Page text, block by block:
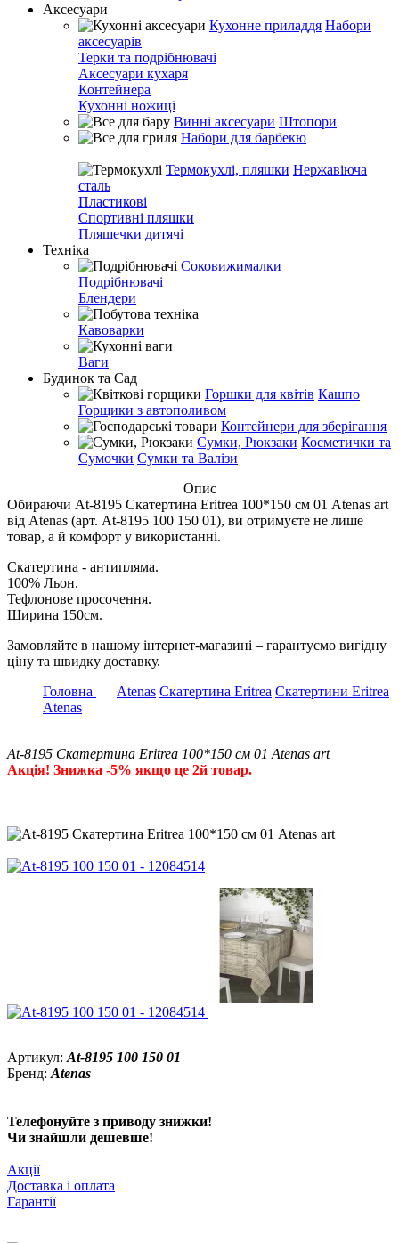
Аксесуари
Кухонне приладдя Набори
аксесуарів
Терки та подрібнювачі
Аксесуари кухаря
Контейнера
Кухонні ножиці
Винні аксесуари Штопори
Набори для барбекю
Термокухлі, пляшки Нержавіюча
сталь
Пластикові
Спортивні пляшки
Пляшечки дитячі
Техніка
Соковижималки
Подрібнювачі
Блендери
Кавоварки
Ваги
Будинок та Сад
Горшки для квітів Кашпо
Горщики з автополивом
Контейнери для зберігання
Сумки, Рюкзаки Косметички та
Сумочки Сумки та Валізи
Опис
Обираючи At-8195 Скатертина Eritrea 100*150 см 01 Atenas art
від Atenas (арт. At-8195 100 150 01), ви отримуєте не лише
товар, а й комфорт у використанні.
Скатертина - антипляма.
100% Льон.
Тефлонове просочення.
Ширина 150см.
Замовляйте в нашому інтернет-магазині – гарантуємо вигідну
ціну та швидку доставку.
Головна
Atenas Скатертина Eritrea Скатертини Eritrea
Atenas
At-8195 Скатертина Eritrea 100*150 см 01 Atenas art
Акція! Знижка -5% якщо це 2й товар.
Артикул: At-8195 100 150 01
Бренд: Atenas
Телефонуйте з приводу знижки!
Чи знайшли дешевше!
Акції
Доставка і оплата
Гарантії